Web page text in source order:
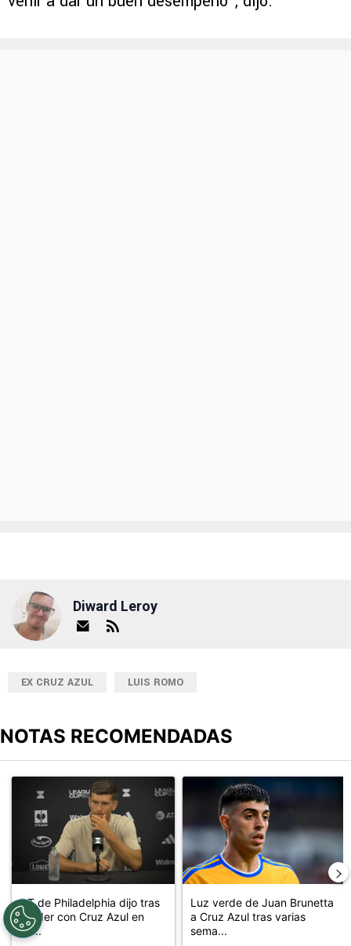
Diward Leroy
EX CRUZ AZUL LUIS ROMO
NOTAS RECOMENDADAS
Un artículo de tendencia con el título "DT de Philadelphia dijo
DT de Philadelphia dijo tras
perder con Cruz Azul en
Le...
Un artículo de tendencia con
Luz verde de Juan Brunetta
a Cruz Azul tras varias
sema...